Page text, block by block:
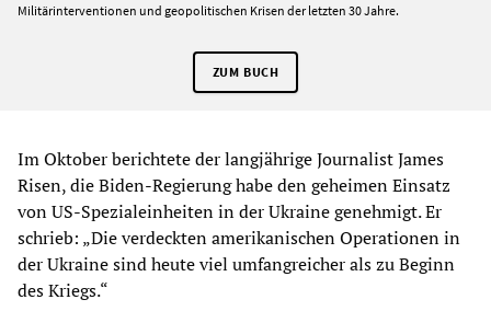
Militärinterventionen und geopolitischen Krisen der letzten 30 Jahre.
ZUM BUCH
Im Oktober berichtete der langjährige Journalist James
Risen, die Biden-Regierung habe den geheimen Einsatz
von US-Spezialeinheiten in der Ukraine genehmigt. Er
schrieb: „Die verdeckten amerikanischen Operationen in
der Ukraine sind heute viel umfangreicher als zu Beginn
des Kriegs.“